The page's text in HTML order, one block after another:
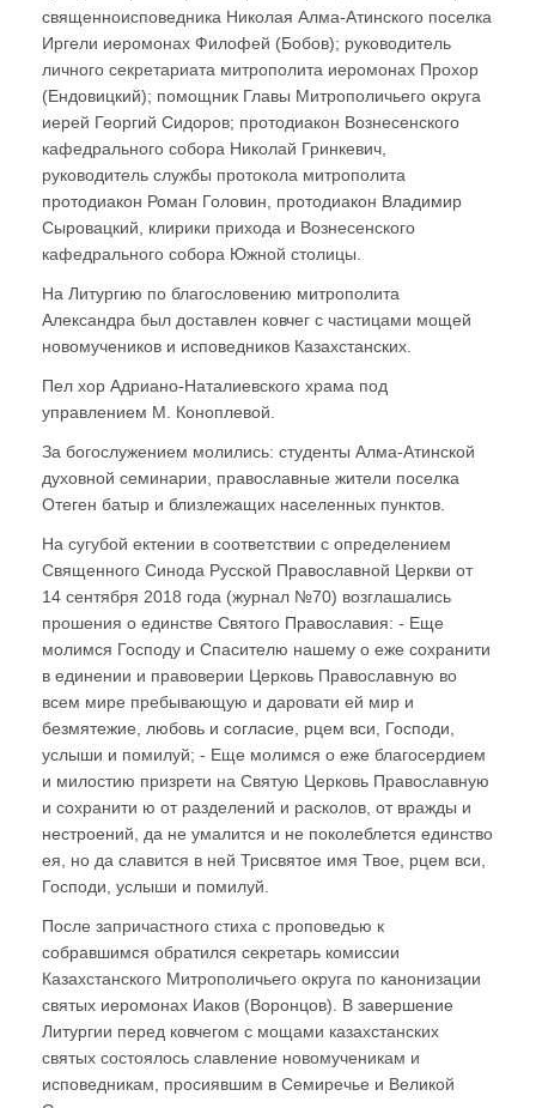
священноисповедника Николая Алма-Атинского поселка
Иргели иеромонах Филофей (Бобов); руководитель
личного секретариата митрополита иеромонах Прохор
(Ендовицкий); помощник Главы Митрополичьего округа
иерей Георгий Сидоров; протодиакон Вознесенского
кафедрального собора Николай Гринкевич,
руководитель службы протокола митрополита
протодиакон Роман Головин, протодиакон Владимир
Сыровацкий, клирики прихода и Вознесенского
кафедрального собора Южной столицы.
На Литургию по благословению митрополита
Александра был доставлен ковчег с частицами мощей
новомучеников и исповедников Казахстанских.
Пел хор Адриано-Наталиевского храма под
управлением М. Коноплевой.
За богослужением молились: студенты Алма-Атинской
духовной семинарии, православные жители поселка
Отеген батыр и близлежащих населенных пунктов.
На сугубой ектении в соответствии с определением
Священного Синода Русской Православной Церкви от
14 сентября 2018 года (журнал №70) возглашались
прошения о единстве Святого Православия: - Еще
молимся Господу и Спасителю нашему о еже сохранити
в единении и правоверии Церковь Православную во
всем мире пребывающую и даровати ей мир и
безмятежие, любовь и согласие, рцем вси, Господи,
услыши и помилуй; - Еще молимся о еже благосердием
и милостию призрети на Святую Церковь Православную
и сохранити ю от разделений и расколов, от вражды и
нестроений, да не умалится и не поколеблется единство
ея, но да славится в ней Трисвятое имя Твое, рцем вси,
Господи, услыши и помилуй.
После запричастного стиха с проповедью к
собравшимся обратился секретарь комиссии
Казахстанского Митрополичьего округа по канонизации
святых иеромонах Иаков (Воронцов). В завершение
Литургии перед ковчегом с мощами казахстанских
святых состоялось славление новомученикам и
исповедникам, просиявшим в Семиречье и Великой